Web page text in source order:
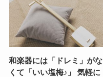
和楽器には「ドレミ」がな
くて「いい塩梅♪」 気軽に